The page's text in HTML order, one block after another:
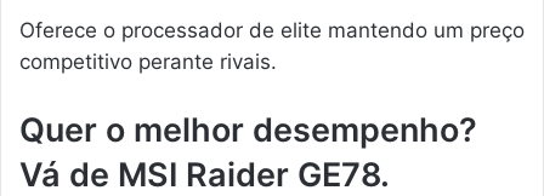
Oferece o processador de elite mantendo um preço
competitivo perante rivais.
Quer o melhor desempenho?
Vá de MSI Raider GE78.